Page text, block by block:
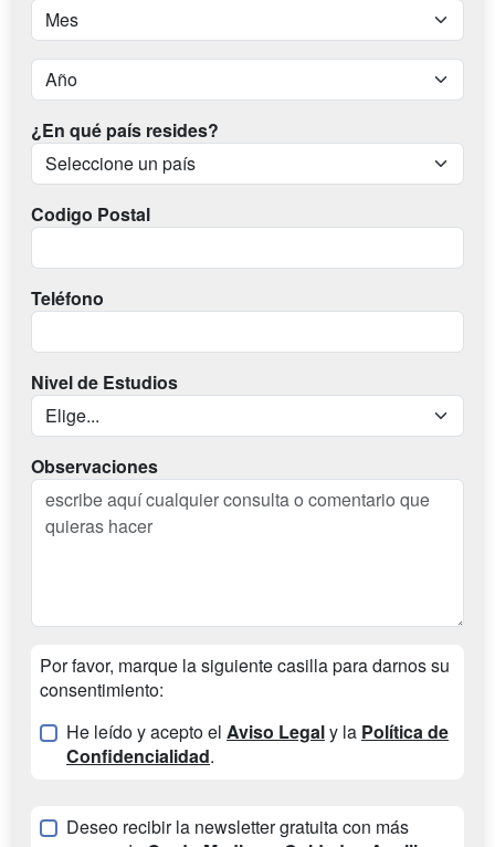
¿En qué país resides?
Codigo Postal
Teléfono
Nivel de Estudios
Observaciones
Por favor, marque la siguiente casilla para darnos su
consentimiento:
He leído y acepto el Aviso Legaly la Política de
Confidencialidad.
Deseo recibir la newsletter gratuita con más